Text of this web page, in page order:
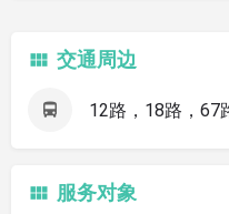
交通周边
12路，18路，67
服务对象